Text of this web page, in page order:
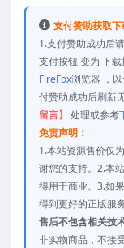
支付赞助获取下
1.支付赞助成功后
支付按钮 变为 下
FireFox浏览器 ，
付赞助成功后刷新
留言】
处理或参考
免责声明：
1.本站资源售价仅
谢您的支持。2.本
得用于商业。3.如
得到更好的正版服务
售后不包含相关技
非实物商品，不接